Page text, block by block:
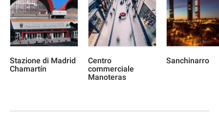
Stazione di Madrid
Chamartín
Centro
commerciale
Manoteras
Sanchinarro